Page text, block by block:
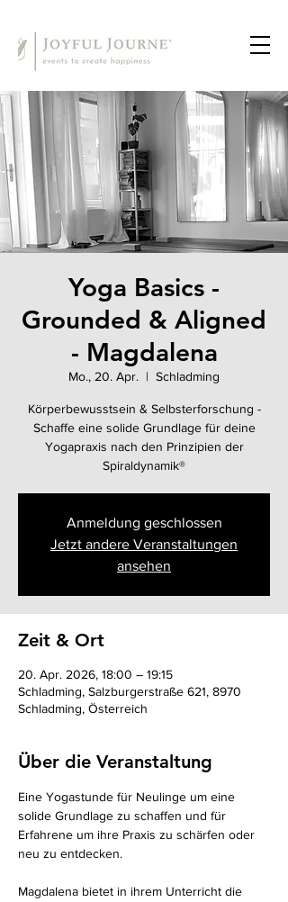
Yoga Basics -
Grounded & Aligned
- Magdalena
Mo., 20. Apr.
  |
Schladming
Körperbewusstsein & Selbsterforschung -
Schaffe eine solide Grundlage für deine
Yogapraxis nach den Prinzipien der
Spiraldynamik®
Anmeldung geschlossen
Jetzt andere Veranstaltungen
ansehen
Zeit & Ort
20. Apr. 2026, 18:00 – 19:15
Schladming, Salzburgerstraße 621, 8970
Schladming, Österreich
Über die Veranstaltung
Eine Yogastunde für Neulinge um eine
solide Grundlage zu schaffen und für
Erfahrene um ihre Praxis zu schärfen oder
neu zu entdecken.
Magdalena bietet in ihrem Unterricht die